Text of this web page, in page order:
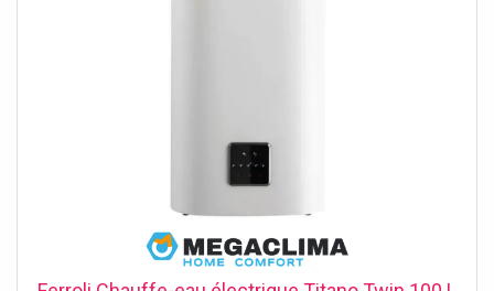
certitude d'un produit construit pour durer. 5 ans de
garantie pour plus de sécurité. Technologie Mix Heating
pour un chauffage rapide et uniforme. Convient pour des
installations dans des espaces restreints. Choisir ISEA
pour une Économie d'Énergie et un Confort Garantis La
marque ISEA est synonyme d'efficacité et d'innovation
dans le secteur du chauffage. Le modèle Swing Plus Mix